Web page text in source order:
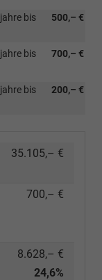
500,– €
bis
700,– €
bis
200,– €
bis
35.105,– €
700,– €
8.628,– €
24,6%